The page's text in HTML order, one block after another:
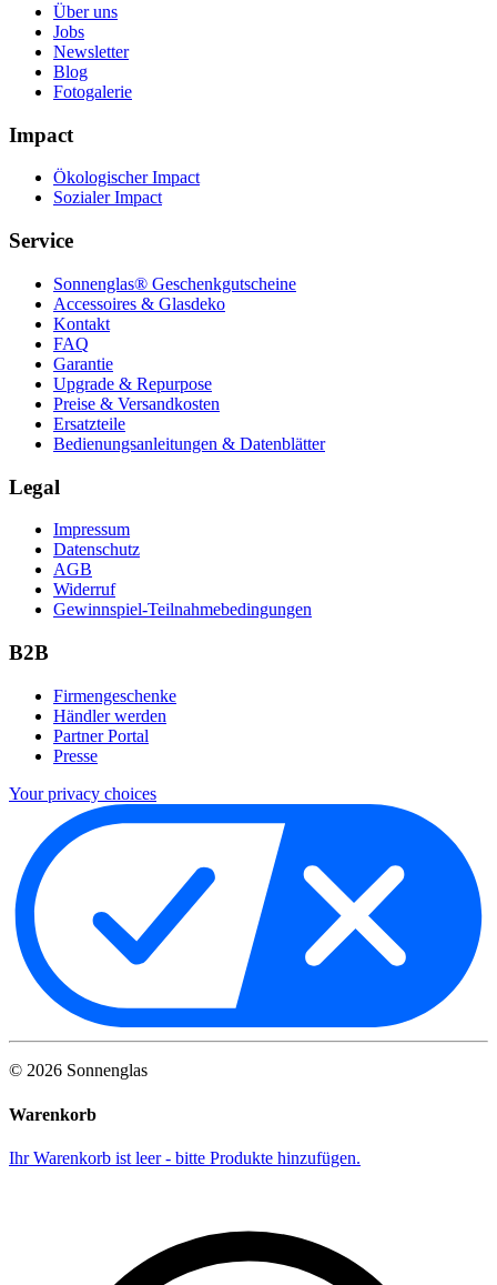
Über uns
Jobs
Newsletter
Blog
Fotogalerie
Impact
Ökologischer Impact
Sozialer Impact
Service
Sonnenglas® Geschenkgutscheine
Accessoires & Glasdeko
Kontakt
FAQ
Garantie
Upgrade & Repurpose
Preise & Versandkosten
Ersatzteile
Bedienungsanleitungen & Datenblätter
Legal
Impressum
Datenschutz
AGB
Widerruf
Gewinnspiel-Teilnahmebedingungen
B2B
Firmengeschenke
Händler werden
Partner Portal
Presse
Your privacy choices
© 2026 Sonnenglas
Warenkorb
Ihr Warenkorb ist leer - bitte Produkte hinzufügen.